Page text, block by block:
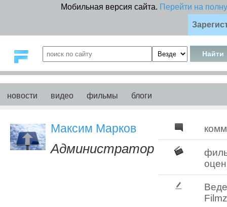
Мобильная версия сайта. Перейти на
новости видео фильмы блоги
Максим Марков
Администратор